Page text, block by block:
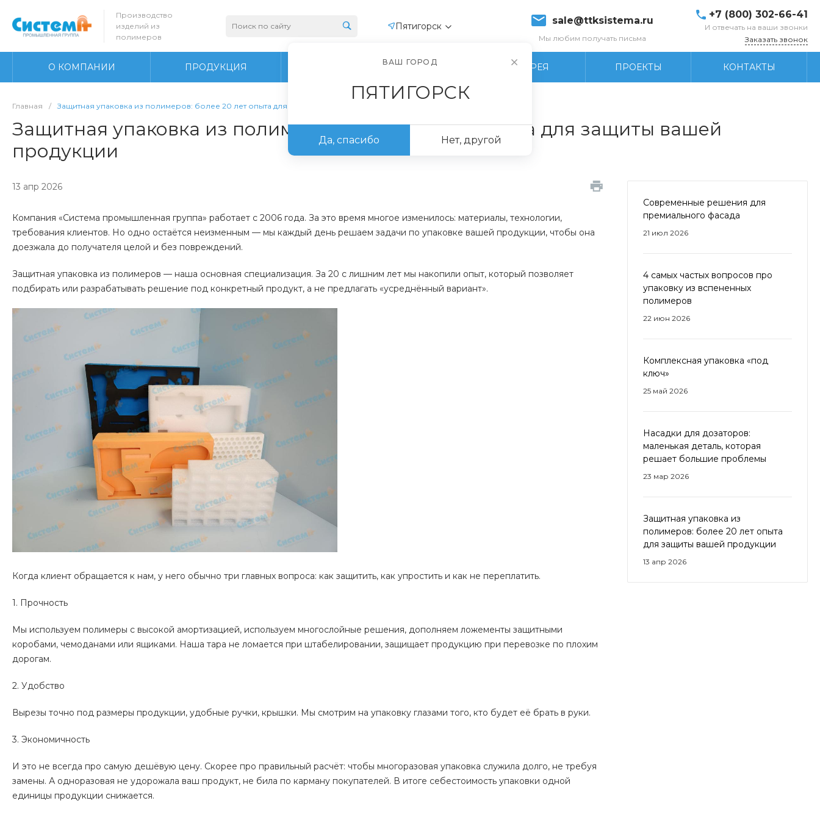
Производство
изделий из
полимеров
Пятигорск sale@ttksistema.ru
Мы любим получать письма
+7 (800) 302-66-41
И отвечать на ваши звонки
Заказать звонок
О КОМПАНИИ ПРОДУКЦИЯ ПРОИЗВОДСТВО ФОТОГАЛЕРЕЯ ПРОЕКТЫ КОНТАКТЫ
Главная / Защитная упаковка из полимеров: более 20 лет опыта для защиты вашей продукции
Защитная упаковка из полимеров: более 20 лет опыта для защиты вашей
продукции
Современные решения для
премиального фасада
21 июл 2026
4 самых частых вопросов про
упаковку из вспененных
полимеров
22 июн 2026
Комплексная упаковка «под
ключ»
25 май 2026
Насадки для дозаторов:
маленькая деталь, которая
решает большие проблемы
23 мар 2026
Защитная упаковка из
полимеров: более 20 лет опыта
для защиты вашей продукции
13 апр 2026
13 апр 2026
Компания «Система промышленная группа» работает с 2006 года. За это время многое изменилось: материалы, технологии,
требования клиентов. Но одно остаётся неизменным — мы каждый день решаем задачи по упаковке вашей продукции, чтобы она
доезжала до получателя целой и без повреждений.
Защитная упаковка из полимеров — наша основная специализация. За 20 с лишним лет мы накопили опыт, который позволяет
подбирать или разрабатывать решение под конкретный продукт, а не предлагать «усреднённый вариант».
Когда клиент обращается к нам, у него обычно три главных вопроса: как защитить, как упростить и как не переплатить.
1. Прочность
Мы используем полимеры с высокой амортизацией, используем многослойные решения, дополняем ложементы защитными
коробами, чемоданами или ящиками. Наша тара не ломается при штабелировании, защищает продукцию при перевозке по плохим
дорогам.
2. Удобство
Вырезы точно под размеры продукции, удобные ручки, крышки. Мы смотрим на упаковку глазами того, кто будет её брать в руки.
3. Экономичность
И это не всегда про самую дешёвую цену. Скорее про правильный расчёт: чтобы многоразовая упаковка служила долго, не требуя
замены. А одноразовая не удорожала ваш продукт, не била по карману покупателей. В итоге себестоимость упаковки одной
единицы продукции снижается.
ВАШ ГОРОД
ПЯТИГОРСК
Да, спасибо Нет, другой